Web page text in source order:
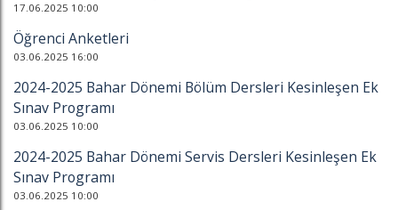
17.06.2025 10:00
Öğrenci Anketleri
03.06.2025 16:00
2024-2025 Bahar Dönemi Bölüm Dersleri Kesinleşen Ek
Sınav Programı
03.06.2025 10:00
2024-2025 Bahar Dönemi Servis Dersleri Kesinleşen Ek
Sınav Programı
03.06.2025 10:00